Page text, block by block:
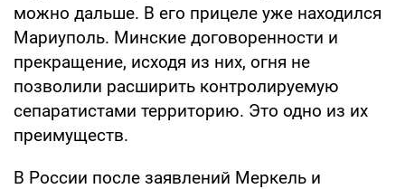
можно дальше. В его прицеле уже находился
Мариуполь. Минские договоренности и
прекращение, исходя из них, огня не
позволили расширить контролируемую
сепаратистами территорию. Это одно из их
преимуществ.
В России после заявлений Меркель и